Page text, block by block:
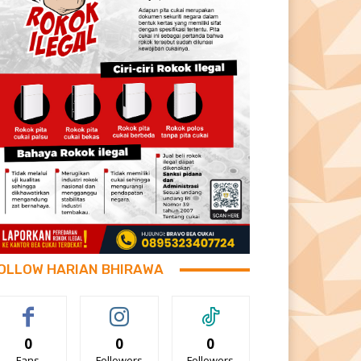
HARIAN BHIRAWA
0 0 0